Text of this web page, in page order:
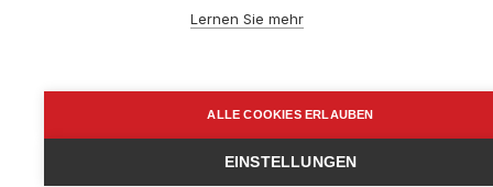
support@smartkuendigen.de
Lernen Sie mehr
ALLE COOKIES ERLAUBEN
EINSTELLUNGEN